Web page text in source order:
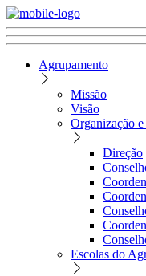
Agrupamento
Missão
Visão
Organização
Direção
Escolas do